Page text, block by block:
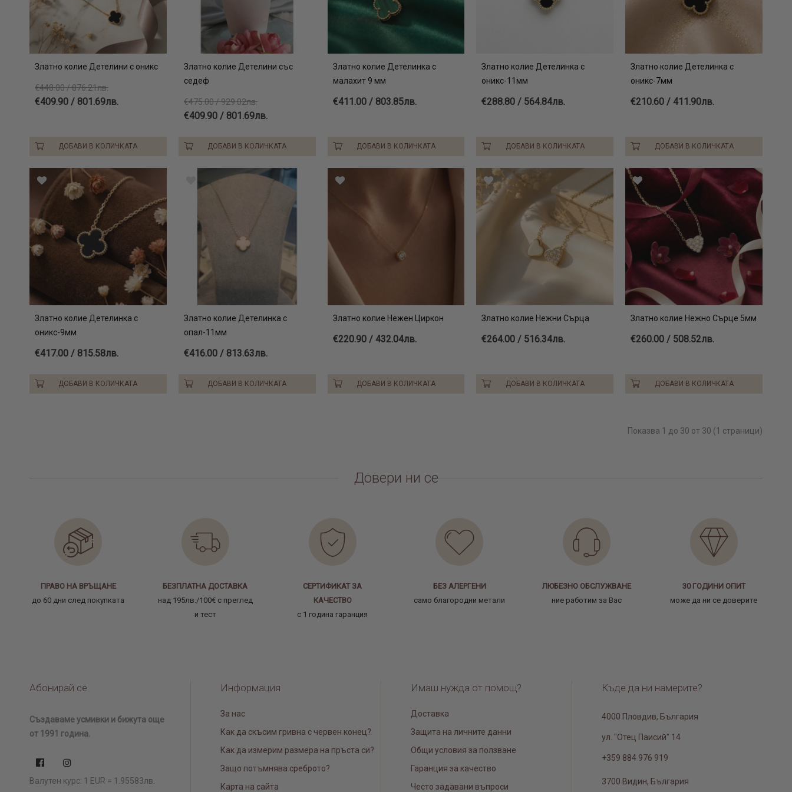
Златно колие Детелини с оникс
€448.00 / 876.21лв.
€409.90 / 801.69лв.
ДОБАВИ В КОЛИЧКАТА
Златно колие Детелини със
седеф
€475.00 / 929.02лв.
€409.90 / 801.69лв.
ДОБАВИ В КОЛИЧКАТА
Златно колие Детелинка с
малахит 9 мм
€411.00 / 803.85лв.
ДОБАВИ В КОЛИЧКАТА
Златно колие Детелинка с
оникс-11мм
€288.80 / 564.84лв.
ДОБАВИ В КОЛИЧКАТА
Златно колие Детелинка с
оникс-7мм
€210.60 / 411.90лв.
ДОБАВИ В КОЛИЧКАТА
Златно колие Детелинка с
оникс-9мм
€417.00 / 815.58лв.
ДОБАВИ В КОЛИЧКАТА
Златно колие Детелинка с
опал-11мм
€416.00 / 813.63лв.
ДОБАВИ В КОЛИЧКАТА
Златно колие Нежен Циркон
€220.90 / 432.04лв.
ДОБАВИ В КОЛИЧКАТА
Златно колие Нежни Сърца
€264.00 / 516.34лв.
ДОБАВИ В КОЛИЧКАТА
Златно колие Нежно Сърце 5мм
€260.00 / 508.52лв.
ДОБАВИ В КОЛИЧКАТА
Показва 1 до 30 от 30 (1 страници)
Довери ни се
ПРАВО НА ВРЪЩАНЕ
до 60 дни след покупката
БЕЗПЛАТНА ДОСТАВКА
над 195лв./100€ с преглед
и тест
СЕРТИФИКАТ ЗА
КАЧЕСТВО
с 1 година гаранция
БЕЗ АЛЕРГЕНИ
само благородни метали
ЛЮБЕЗНО ОБСЛУЖВАНЕ
ние работим за Вас
30 ГОДИНИ ОПИТ
може да ни се доверите
Абонирай се
Създаваме усмивки и бижута още
от 1991 година.
Валутен курс: 1 EUR = 1.95583лв.
Информация
За нас
Как да скъсим гривна с червен конец?
Как да измерим размера на пръста си?
Защо потъмнява среброто?
Карта на сайта
Имаш нужда от помощ?
Доставка
Защита на личните данни
Общи условия за ползване
Гаранция за качество
Често задавани въпроси
Къде да ни намерите?
4000 Пловдив, България
ул. "Отец Паисий" 14
+359 884 976 919
3700 Видин, България